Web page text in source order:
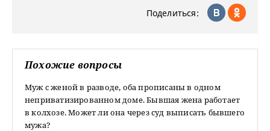
Поделиться:
Похожие вопросы
Муж с женой в разводе, оба прописаны в одном
неприватизированном доме. Бывшая жена работает
в колхозе. Может ли она через суд выписать бывшего
мужа?